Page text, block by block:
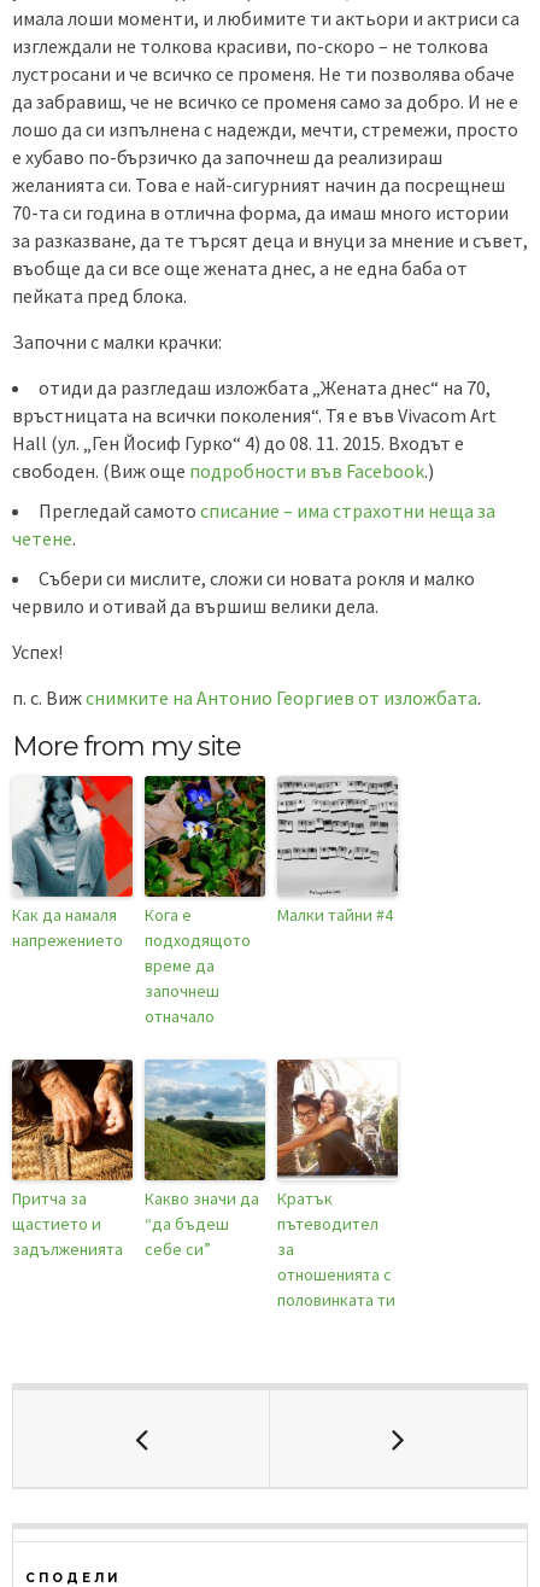
имала лоши моменти, и любимите ти актьори и актриси са
изглеждали не толкова красиви, по-скоро – не толкова
лустросани и че всичко се променя. Не ти позволява обаче
да забравиш, че не всичко се променя само за добро. И не е
лошо да си изпълнена с надежди, мечти, стремежи, просто
е хубаво по-бързичко да започнеш да реализираш
желанията си. Това е най-сигурният начин да посрещнеш
70-та си година в отлична форма, да имаш много истории
за разказване, да те търсят деца и внуци за мнение и съвет,
въобще да си все още жената днес, а не една баба от
пейката пред блока.
Започни с малки крачки:
отиди да разгледаш изложбата „Жената днес“ на 70,
връстницата на всички поколения“. Тя е във Vivacom Art
Hall (ул. „Ген Йосиф Гурко“ 4) до 08. 11. 2015. Входът е
свободен. (Виж още подробности във Facebook.)
Прегледай самото списание – има страхотни неща за
четене.
Събери си мислите, сложи си новата рокля и малко
червило и отивай да вършиш велики дела.
Успех!
п. с. Вижснимките на Антонио Георгиев от изложбата.
More from my site
Как да намаля
напрежението
Кога е
подходящото
време да
започнеш
отначало
Малки тайни #4
Притча за
щастието и
задълженията
Какво значи да
“да бъдеш
себе си”
Кратък
пътеводител
за
отношенията с
половинката ти
СПОДЕЛИ